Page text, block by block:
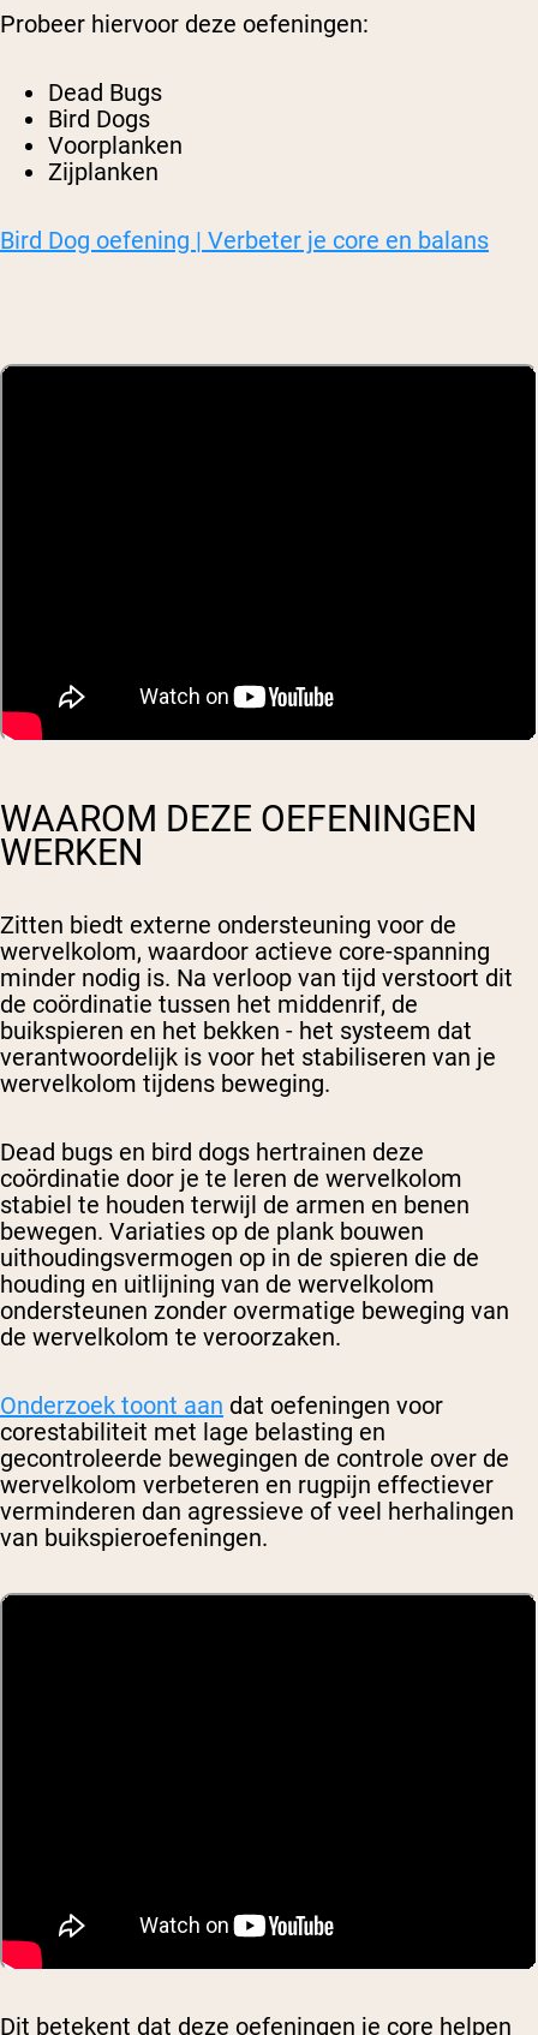
Probeer hiervoor deze oefeningen:
Dead Bugs
Bird Dogs
Voorplanken
Zijplanken
Bird Dog oefening | Verbeter je core en balans
WAAROM DEZE OEFENINGEN
WERKEN
Zitten biedt externe ondersteuning voor de
wervelkolom, waardoor actieve core-spanning
minder nodig is. Na verloop van tijd verstoort dit
de coördinatie tussen het middenrif, de
buikspieren en het bekken - het systeem dat
verantwoordelijk is voor het stabiliseren van je
wervelkolom tijdens beweging.
Dead bugs en bird dogs hertrainen deze
coördinatie door je te leren de wervelkolom
stabiel te houden terwijl de armen en benen
bewegen. Variaties op de plank bouwen
uithoudingsvermogen op in de spieren die de
houding en uitlijning van de wervelkolom
ondersteunen zonder overmatige beweging van
de wervelkolom te veroorzaken.
Onderzoek toont aan dat oefeningen voor
corestabiliteit met lage belasting en
gecontroleerde bewegingen de controle over de
wervelkolom verbeteren en rugpijn effectiever
verminderen dan agressieve of veel herhalingen
van buikspieroefeningen.
Dit betekent dat deze oefeningen je core helpen